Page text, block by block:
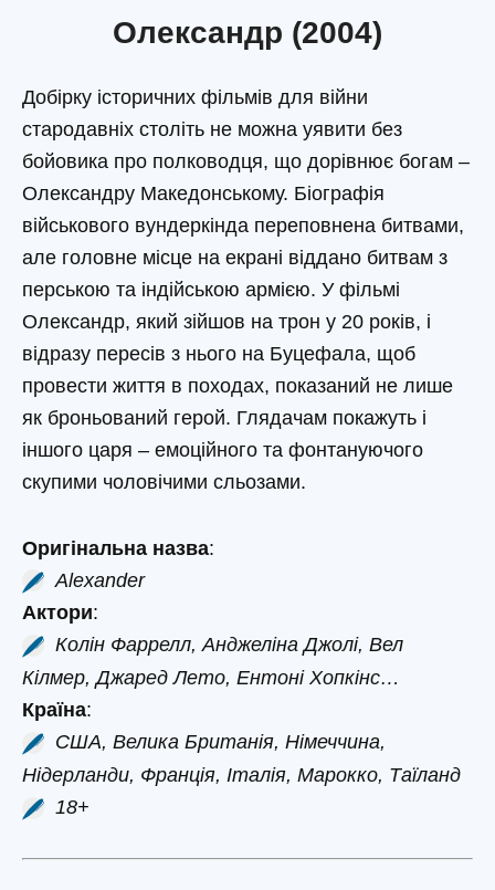
Олександр (2004)
Добірку історичних фільмів для війни
стародавніх століть не можна уявити без
бойовика про полководця, що дорівнює богам –
Олександру Македонському. Біографія
військового вундеркінда переповнена битвами,
але головне місце на екрані віддано битвам з
перською та індійською армією. У фільмі
Олександр, який зійшов на трон у 20 років, і
відразу пересів з нього на Буцефала, щоб
провести життя в походах, показаний не лише
як броньований герой. Глядачам покажуть і
іншого царя – емоційного та фонтануючого
скупими чоловічими сльозами.
Оригінальна назва:
Alexander
Актори:
Колін Фаррелл, Анджеліна Джолі, Вел
Кілмер, Джаред Лето, Ентоні Хопкінс…
Країна:
США, Велика Британія, Німеччина,
Нідерланди, Франція, Італія, Марокко, Таїланд
18+